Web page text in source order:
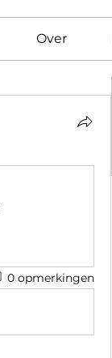
Over
0 opmerkingen